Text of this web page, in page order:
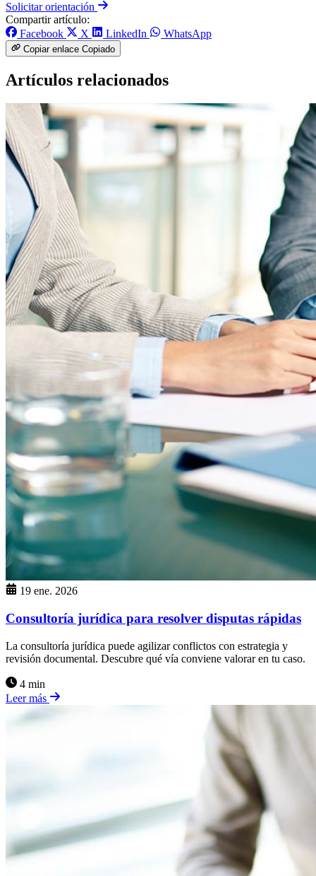
Solicitar orientación
Compartir artículo:
Facebook
X LinkedIn WhatsApp
Copiar enlace Copiado
Artículos relacionados
19 ene. 2026
Consultoría jurídica para resolver disputas rápidas
La consultoría jurídica puede agilizar conflictos con estrategia y
revisión documental. Descubre qué vía conviene valorar en tu caso.
4 min
Leer más